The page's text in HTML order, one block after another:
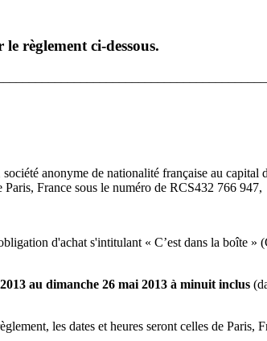
règlement ci-dessous.
anonyme de nationalité française au capital
Paris, France sous le numéro de RCS432 766 947,
d'achat s'intitulant « C’est dans la boîte »
au dimanche 26 mai 2013 à minuit inclus
les dates et heures seront celles de Paris,